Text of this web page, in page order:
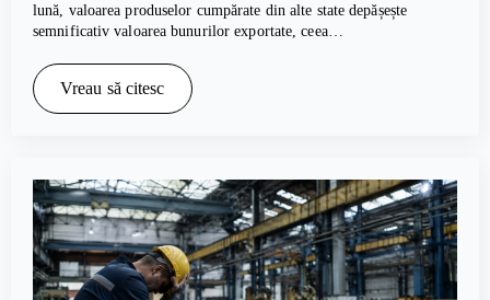
lună, valoarea produselor cumpărate din alte state depășește
semnificativ valoarea bunurilor exportate, ceea…
Vreau să citesc